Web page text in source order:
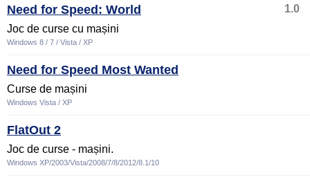
Need for Speed: World
1.0
Joc de curse cu mașini
Windows 8 / 7 / Vista / XP
Need for Speed Most Wanted
Curse de mașini
Windows Vista / XP
FlatOut 2
Joc de curse - mașini.
Windows XP/2003/Vista/2008/7/8/2012/8.1/10